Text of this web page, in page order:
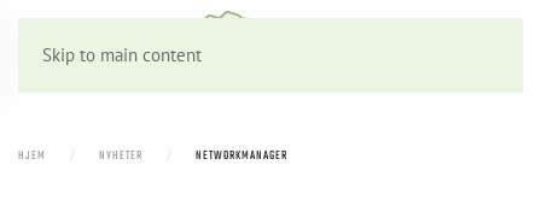
Skip to main content
HJEM NYHETER NETWORKMANAGER